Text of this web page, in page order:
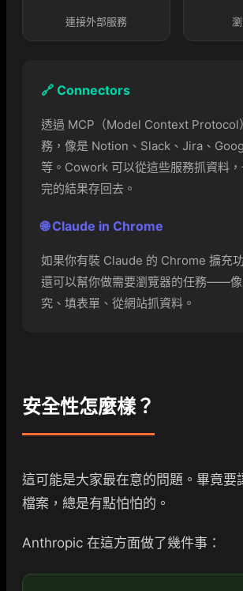
連接外部服務
🔗 Connectors
透過 MCP（Model Context Protocol
務，像是 Notion、Slack、Jira、
等。Cowork 可以從這些服務抓資料
完的結果存回去。
🌐 Claude in Chrome
如果你有裝 Claude 的 Chrome 擴充
還可以幫你做需要瀏覽器的任務——
究、填表單、從網站抓資料。
安全性怎麼樣？
這可能是大家最在意的問題。畢竟要
檔案，總是有點怕怕的。
Anthropic 在這方面做了幾件事：